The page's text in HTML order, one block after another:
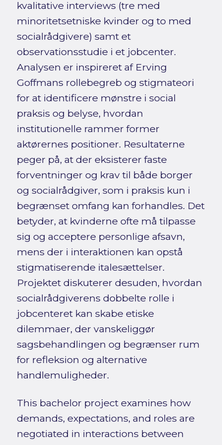
kvalitative interviews (tre med
minoritetsetniske kvinder og to med
socialrådgivere) samt et
observationsstudie i et jobcenter.
Analysen er inspireret af Erving
Goffmans rollebegreb og stigmateori
for at identificere mønstre i social
praksis og belyse, hvordan
institutionelle rammer former
aktørernes positioner. Resultaterne
peger på, at der eksisterer faste
forventninger og krav til både borger
og socialrådgiver, som i praksis kun i
begrænset omfang kan forhandles. Det
betyder, at kvinderne ofte må tilpasse
sig og acceptere personlige afsavn,
mens der i interaktionen kan opstå
stigmatiserende italesættelser.
Projektet diskuterer desuden, hvordan
socialrådgiverens dobbelte rolle i
jobcenteret kan skabe etiske
dilemmaer, der vanskeliggør
sagsbehandlingen og begrænser rum
for refleksion og alternative
handlemuligheder.
This bachelor project examines how
demands, expectations, and roles are
negotiated in interactions between